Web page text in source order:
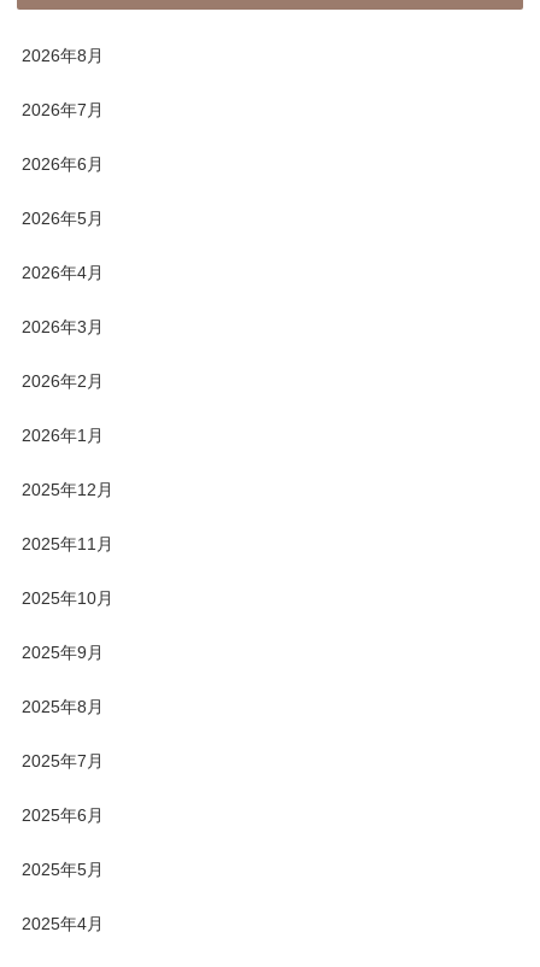
2026年8月
2026年7月
2026年6月
2026年5月
2026年4月
2026年3月
2026年2月
2026年1月
2025年12月
2025年11月
2025年10月
2025年9月
2025年8月
2025年7月
2025年6月
2025年5月
2025年4月